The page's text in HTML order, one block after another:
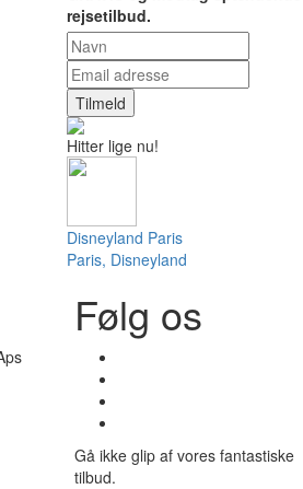
rejsetilbud.
Tilmeld
Hitter lige nu!
Disneyland Paris
Paris, Disneyland
Følg os
Gå ikke glip af vores fantastiske
tilbud.